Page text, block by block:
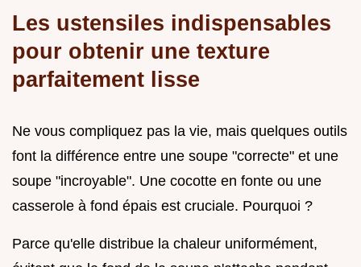
Les ustensiles indispensables
pour obtenir une texture
parfaitement lisse
Ne vous compliquez pas la vie, mais quelques outils
font la différence entre une soupe "correcte" et une
soupe "incroyable". Une cocotte en fonte ou une
casserole à fond épais est cruciale. Pourquoi ?
Parce qu'elle distribue la chaleur uniformément,